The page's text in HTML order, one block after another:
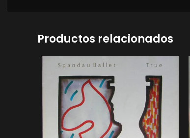
Productos relacionados